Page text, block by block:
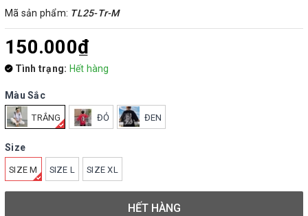
Mã sản phẩm: TL25-Tr-M
150.000₫
Tình trạng: Hết hàng
Màu Sắc
TRẮNG ĐỎ ĐEN
Size
SIZE M SIZE L SIZE XL
HẾT HÀNG